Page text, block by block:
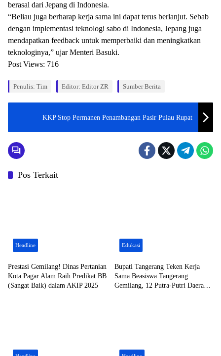
berasal dari Jepang di Indonesia.
“Beliau juga berharap kerja sama ini dapat terus berlanjut. Sebab
dengan implementasi teknologi sabo di Indonesia, Jepang juga
mendapatkan feedback untuk memperbaiki dan meningkatkan
teknologinya,” ujar Menteri Basuki.
Post Views: 716
Penulis: Tim Editor: Editor ZR Sumber Berita
KKP Stop Permanen Penambangan Pasir Pulau Rupat
Pos Terkait
Headline
Prestasi Gemilang! Dinas Pertanian
Kota Pagar Alam Raih Predikat BB
(Sangat Baik) dalam AKIP 2025
Edukasi
Bupati Tangerang Teken Kerja
Sama Beasiswa Tangerang
Gemilang, 12 Putra-Putri Daerah